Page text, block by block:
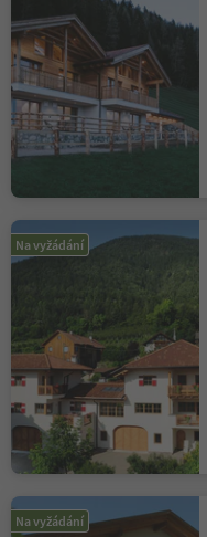
Na vyžádání
Na vyžádání